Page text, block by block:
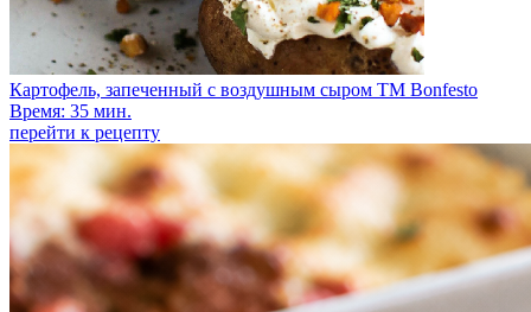
Картофель, запеченный с воздушным сыром TM Bonfesto
Время: 35 мин.
перейти к рецепту